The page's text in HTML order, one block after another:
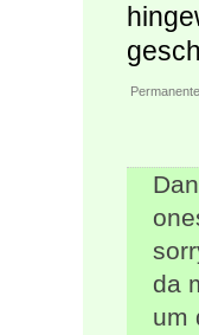
da
um